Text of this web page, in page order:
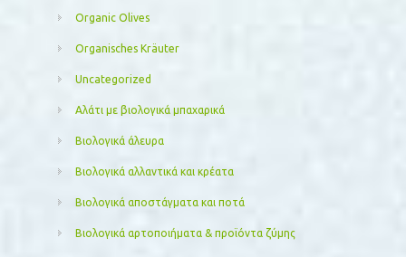
Organic Olives
Organisches Kräuter
Uncategorized
Αλάτι με βιολογικά μπαχαρικά
Βιολογικά άλευρα
Βιολογικά αλλαντικά και κρέατα
Βιολογικά αποστάγματα και ποτά
Βιολογικά αρτοποιήματα & προϊόντα ζύμης